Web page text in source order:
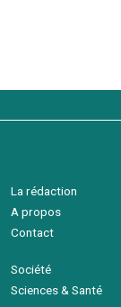
La rédaction
A propos
Contact
Société
Sciences & Santé